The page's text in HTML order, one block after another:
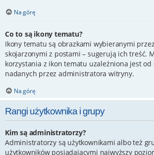
Na górę
Co to są ikony tematu?
Ikony tematu są obrazkami wybieranymi
skojarzonymi z postami – sugerują ich treść.
korzystania z ikon tematu uzależniona jest
nadanych przez administratora witryny.
Na górę
Rangi użytkownika i grupy
Kim są administratorzy?
Administratorzy są użytkownikami albo też
użytkowników posiadającymi najwyższy